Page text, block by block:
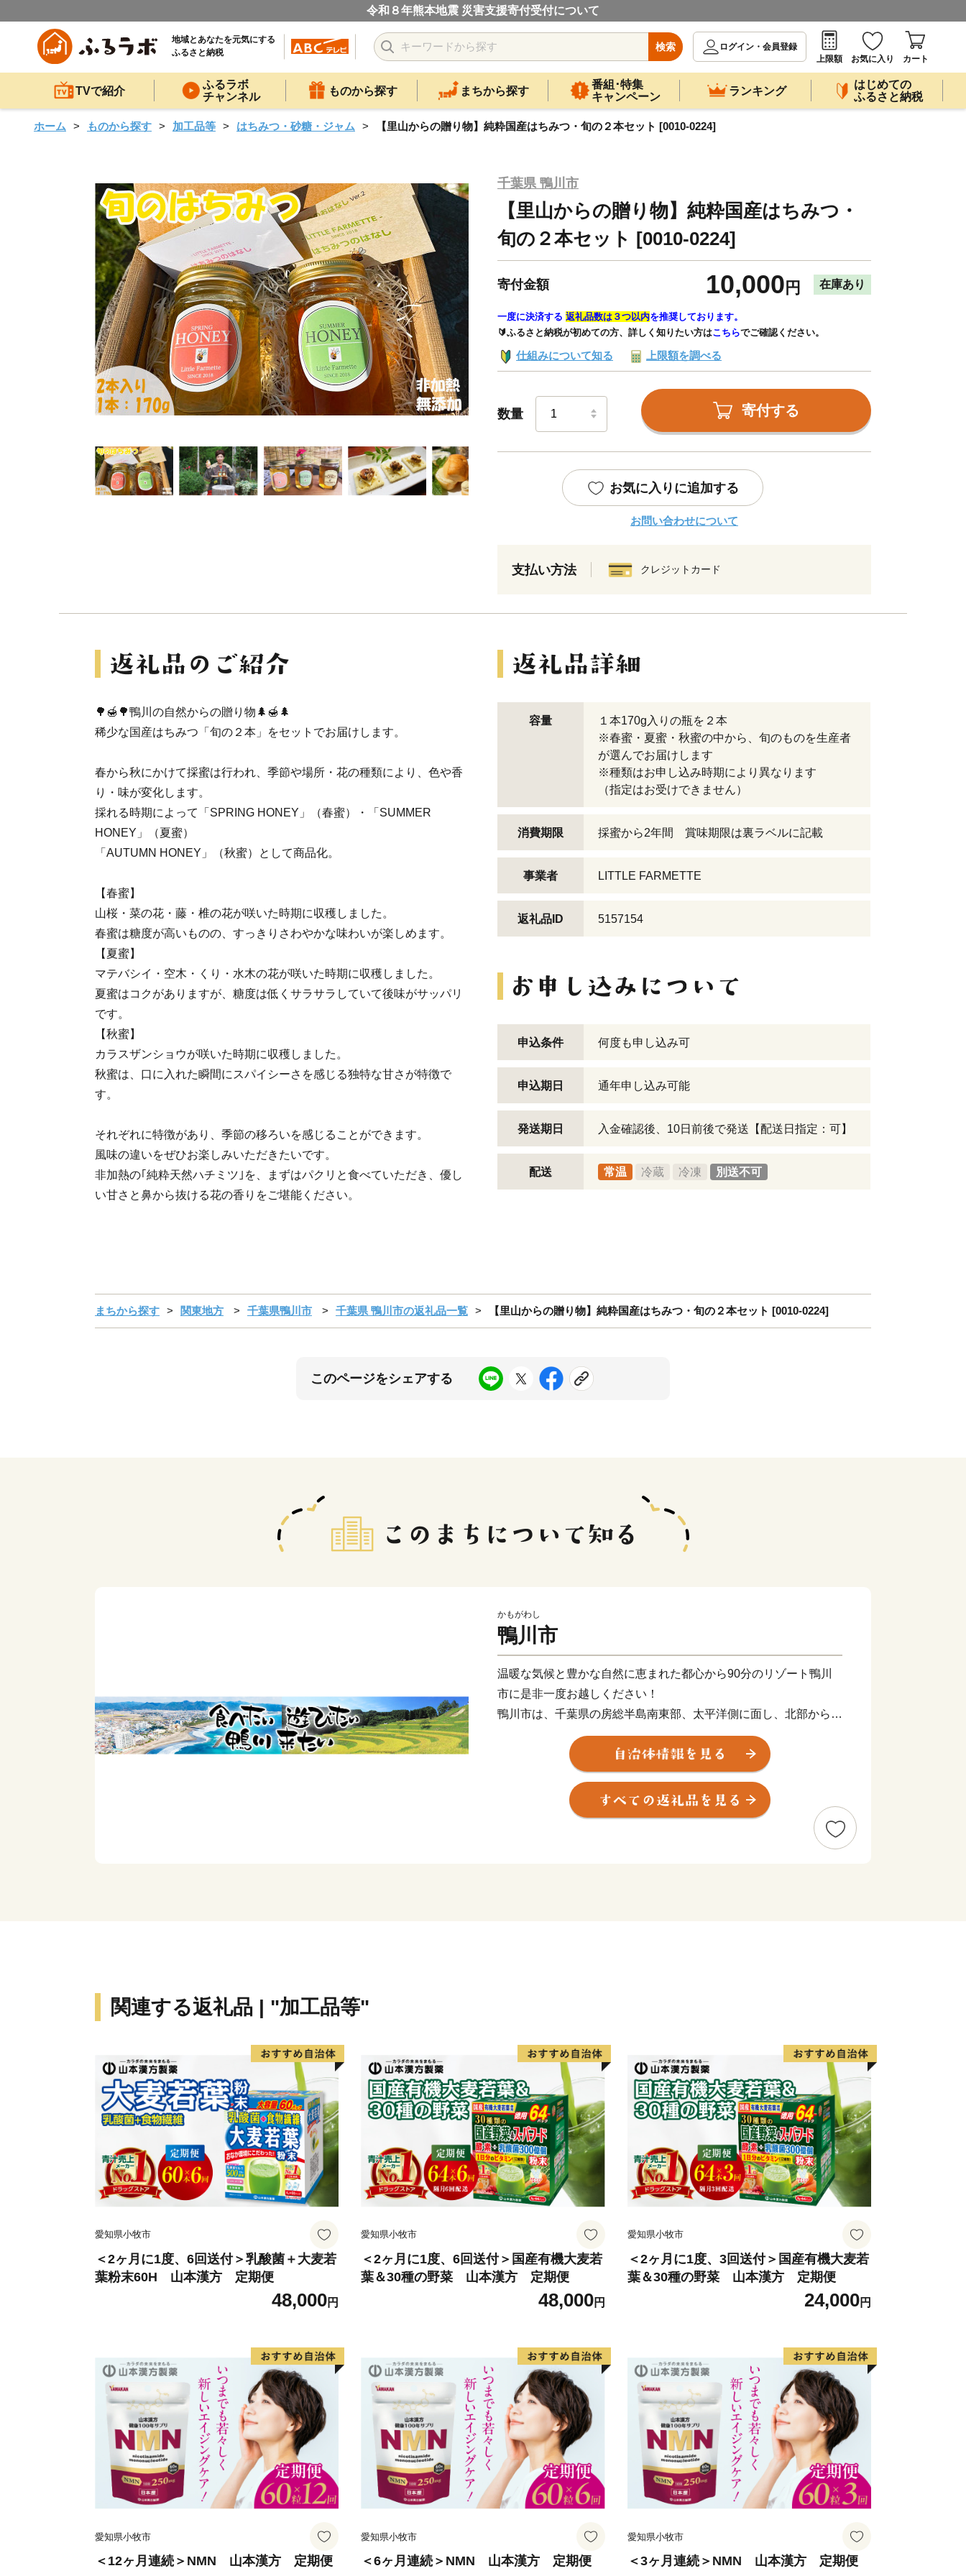
令和８年熊本地震 災害支援寄付受付について
地域とあなたを元気にする
ふるさと納税
検索
ログイン・会員登録
上限額
お気に入り カート
TVで紹介
ふるラボ
チャンネル
ものから探す まちから探す
番組･特集
キャンペーン
ランキング
はじめての
ふるさと納税
ホーム ものから探す 加工品等 はちみつ・砂糖・ジャム 【里山からの贈り物】純粋国産はちみつ・旬の２本セット [0010-0224]
千葉県 鴨川市
【里山からの贈り物】純粋国産はちみつ・
旬の２本セット [0010-0224]
寄付金額 10,000 円 在庫あり
一度に決済する 返礼品数は３つ以内を推奨しております。
🔰ふるさと納税が初めての方、詳しく知りたい方はこちらでご確認ください。
仕組みについて知る 上限額を調べる
数量 寄付する
お気に入りに追加する
お問い合わせについて
支払い方法 クレジットカード
🌳🍯🌳鴨川の自然からの贈り物🌲🍯🌲
稀少な国産はちみつ「旬の２本」をセットでお届けします。
春から秋にかけて採蜜は行われ、季節や場所・花の種類により、色や香
り・味が変化します。
採れる時期によって「SPRING HONEY」（春蜜）・「SUMMER
HONEY」（夏蜜）
「AUTUMN HONEY」（秋蜜）として商品化。
【春蜜】
山桜・菜の花・藤・椎の花が咲いた時期に収穫しました。
春蜜は糖度が高いものの、すっきりさわやかな味わいが楽しめます。
【夏蜜】
マテバシイ・空木・くり・水木の花が咲いた時期に収穫しました。
夏蜜はコクがありますが、糖度は低くサラサラしていて後味がサッパリ
です。
【秋蜜】
カラスザンショウが咲いた時期に収穫しました。
秋蜜は、口に入れた瞬間にスパイシーさを感じる独特な甘さが特徴で
す。
それぞれに特徴があり、季節の移ろいを感じることができます。
風味の違いをぜひお楽しみいただきたいです。
非加熱の｢純粋天然ハチミツ｣を、まずはパクリと食べていただき、優し
い甘さと鼻から抜ける花の香りをご堪能ください。
容量
１本170g入りの瓶を２本
※春蜜・夏蜜・秋蜜の中から、旬のものを生産者
が選んでお届けします
※種類はお申し込み時期により異なります
（指定はお受けできません）
消費期限 採蜜から2年間 賞味期限は裏ラベルに記載
事業者 LITTLE FARMETTE
返礼品ID 5157154
申込条件 何度も申し込み可
申込期日 通年申し込み可能
発送期日 入金確認後、10日前後で発送【配送日指定：可】
配送 常温 冷蔵 冷凍 別送不可
まちから探す 関東地方 千葉県鴨川市 千葉県 鴨川市の返礼品一覧 【里山からの贈り物】純粋国産はちみつ・旬の２本セット [0010-0224]
このページをシェアする
かもがわし
鴨川市
温暖な気候と豊かな自然に恵まれた都心から90分のリゾート鴨川
市に是非一度お越しください！
鴨川市は、千葉県の房総半島南東部、太平洋側に面し、北部から東
部に連なる清澄山系と、市の中央部を横断する嶺岡山系との間に、
米どころとして知られる長狭平野が開け、その平野が太平洋に面し
た地域に市街地が形成温暖な気候と豊かな自然環境、新鮮で豊富な
食材に代表される貴重な自然資源はもとより、全国レベルの集客力
を持つ観光・宿泊施設、充実した医療・福祉・スポーツ環境や特色
ある保育・教育環境など、まちづくりの基盤となる地域資源を多数
関連する返礼品 | "加工品等"
愛知県小牧市
＜2ヶ月に1度、6回送付＞乳酸菌＋大麦若
葉粉末60H 山本漢方 定期便
48,000円
愛知県小牧市
＜2ヶ月に1度、6回送付＞国産有機大麦若
葉＆30種の野菜 山本漢方 定期便
48,000円
愛知県小牧市
＜2ヶ月に1度、3回送付＞国産有機大麦若
葉＆30種の野菜 山本漢方 定期便
24,000円
愛知県小牧市
＜12ヶ月連続＞NMN 山本漢方 定期便
愛知県小牧市
＜6ヶ月連続＞NMN 山本漢方 定期便
愛知県小牧市
＜3ヶ月連続＞NMN 山本漢方 定期便